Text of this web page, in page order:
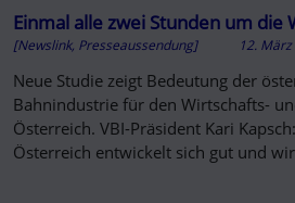
Einmal alle zwei Stunden um die
[Newslink, Presseaussendung] 12.
Neue Studie zeigt Bedeutung der
Bahnindustrie für den Wirtschafts-
Österreich. VBI-Präsident Kari
Österreich entwickelt sich gut und